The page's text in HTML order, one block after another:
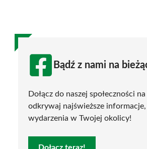
Bądź z nami na
Dołącz do naszej społeczności
odkrywaj najświeższe
wydarzenia w Twojej okolicy!
Dołącz teraz!